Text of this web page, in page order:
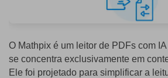
O Mathpix é um leitor de PDFs com
se concentra exclusivamente em
Ele foi projetado para simplificar a